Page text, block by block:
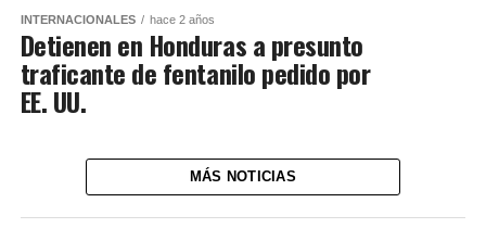
INTERNACIONALES hace 2 años
Detienen en Honduras a presunto
traficante de fentanilo pedido por
EE. UU.
MÁS NOTICIAS